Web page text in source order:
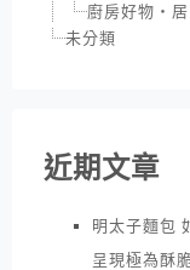
廚房好物‧
未分類
近期文章
明太子麵包
呈現極為酥